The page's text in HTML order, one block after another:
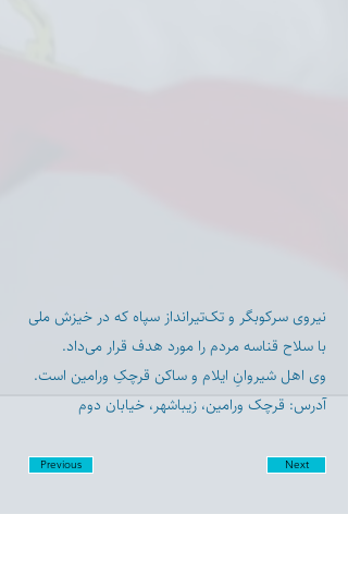
نیروی سرکوبگر و تک‌تیرانداز سپاه که در خیزش ملی
با سلاح قناسه مردم را مورد هدف قرار می‌داد.
وی اهل شیروانِ ایلام و ساکن قرچکِ ورامین است.
آدرس: قرچک ورامین، زیباشهر، خیابان دوم
Previous Next